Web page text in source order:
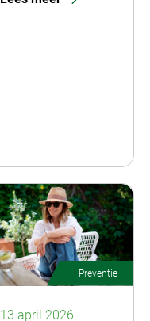
Preventie
13 april 2026